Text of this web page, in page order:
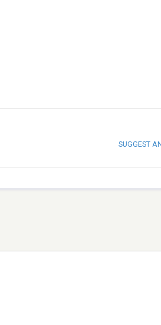
SUGGEST